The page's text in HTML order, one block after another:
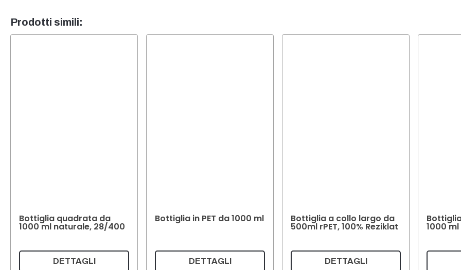
Prodotti simili:
Bottiglia quadrata da
1000 ml naturale, 28/400
DETTAGLI
Bottiglia in PET da 1000 ml
DETTAGLI
Bottiglia a collo largo da
500ml rPET, 100% Reziklat
DETTAGLI
1000 ml